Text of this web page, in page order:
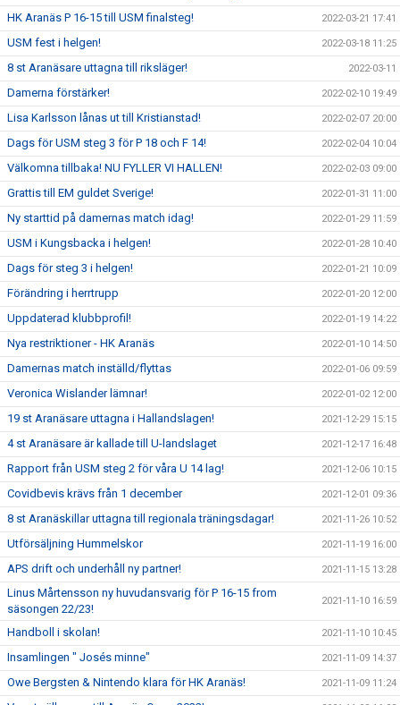
HK Aranäs P 16-15 till USM finalsteg! 2022-03-21 17:41
USM fest i helgen! 2022-03-18 11:25
8 st Aranäsare uttagna till riksläger! 2022-03-11
Damerna förstärker! 2022-02-10 19:49
Lisa Karlsson lånas ut till Kristianstad! 2022-02-07 20:00
Dags för USM steg 3 för P 18 och F 14! 2022-02-04 10:04
Välkomna tillbaka! NU FYLLER VI HALLEN! 2022-02-03 09:00
Grattis till EM guldet Sverige! 2022-01-31 11:00
Ny starttid på damernas match idag! 2022-01-29 11:59
USM i Kungsbacka i helgen! 2022-01-28 10:40
Dags för steg 3 i helgen! 2022-01-21 10:09
Förändring i herrtrupp 2022-01-20 12:00
Uppdaterad klubbprofil! 2022-01-19 14:22
Nya restriktioner - HK Aranäs 2022-01-10 14:50
Damernas match inställd/flyttas 2022-01-06 09:59
Veronica Wislander lämnar! 2022-01-02 12:00
19 st Aranäsare uttagna i Hallandslagen! 2021-12-29 15:15
4 st Aranäsare är kallade till U-landslaget 2021-12-17 16:48
Rapport från USM steg 2 för våra U 14 lag! 2021-12-06 10:15
Covidbevis krävs från 1 december 2021-12-01 09:36
8 st Aranäskillar uttagna till regionala träningsdagar! 2021-11-26 10:52
Utförsäljning Hummelskor 2021-11-19 16:00
APS drift och underhåll ny partner! 2021-11-15 13:28
Linus Mårtensson ny huvudansvarig för P 16-15 from
säsongen 22/23!
2021-11-10 16:59
Handboll i skolan! 2021-11-10 10:45
Insamlingen " Josés minne" 2021-11-09 14:37
Owe Bergsten & Nintendo klara för HK Aranäs! 2021-11-09 11:24